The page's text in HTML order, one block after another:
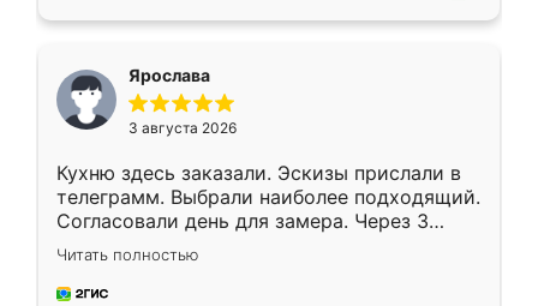
Ярослава
3 августа 2026
Кухню здесь заказали. Эскизы прислали в
телеграмм. Выбрали наиболее подходящий.
Согласовали день для замера. Через 3
недели кухня была уже готова. Остались
довольны работой. Спасибо Ренессанс
мебель за качественную работу!
Читать полностью